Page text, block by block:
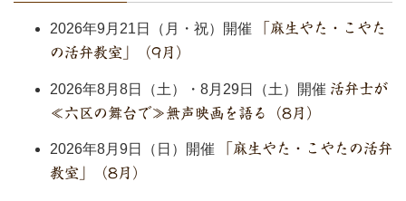
2026年9月21日（月・祝）開催
「麻生やた・こやた
の活弁教室」（9月）
2026年8月8日（土）・8月29日（土）開催 活弁士が
≪六区の舞台で≫無声映画を語る（8月）
2026年8月9日（日）開催
「麻生やた・こやたの活弁
教室」（8月）